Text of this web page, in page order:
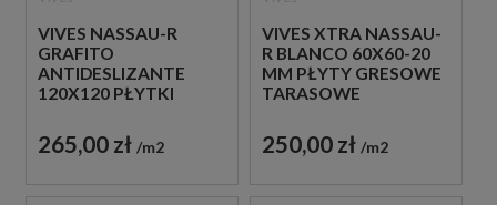
VIVES NASSAU-R
GRAFITO
ANTIDESLIZANTE
120X120 PŁYTKI
265,00 zł m2
VIVES XTRA NASSAU-
R BLANCO 60X60-20
MM PŁYTY GRESOWE
TARASOWE
250,00 zł m2